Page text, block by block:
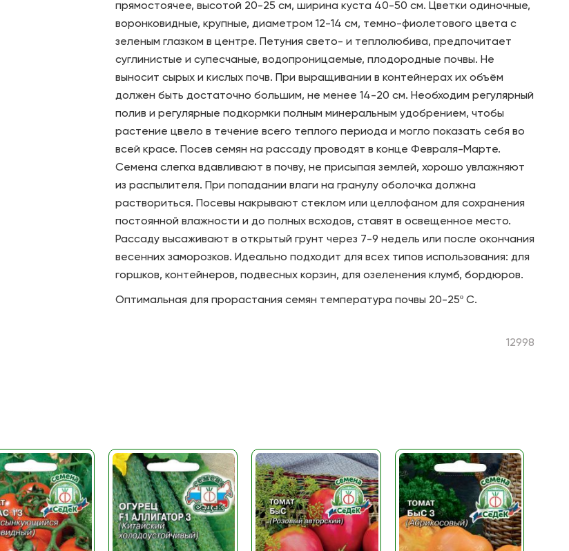
прямостоячее, высотой 20-25 см, ширина куста 40-50 см. Цветки одиночные,
воронковидные, крупные, диаметром 12-14 см, темно-фиолетового цвета с
зеленым глазком в центре. Петуния свето- и теплолюбива, предпочитает
суглинистые и супесчаные, водопроницаемые, плодородные почвы. Не
выносит сырых и кислых почв. При выращивании в контейнерах их объём
должен быть достаточно большим, не менее 14-20 см. Необходим регулярный
полив и регулярные подкормки полным минеральным удобрением, чтобы
растение цвело в течение всего теплого периода и могло показать себя во
всей красе. Посев семян на рассаду проводят в конце Февраля-Марте.
Семена слегка вдавливают в почву, не присыпая землей, хорошо увлажняют
из распылителя. При попадании влаги на гранулу оболочка должна
раствориться. Посевы накрывают стеклом или целлофаном для сохранения
постоянной влажности и до полных всходов, ставят в освещенное место.
Рассаду высаживают в открытый грунт через 7-9 недель или после окончания
весенних заморозков. Идеально подходит для всех типов использования: для
горшков, контейнеров, подвесных корзин, для озеленения клумб, бордюров.
Оптимальная для прорастания семян температура почвы 20-25º С.
12998